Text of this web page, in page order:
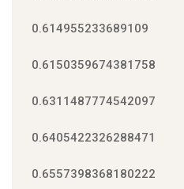
0.614955233689109
0.6150359674381758
0.6311487774542097
0.6405422326288471
0.6557398368180222